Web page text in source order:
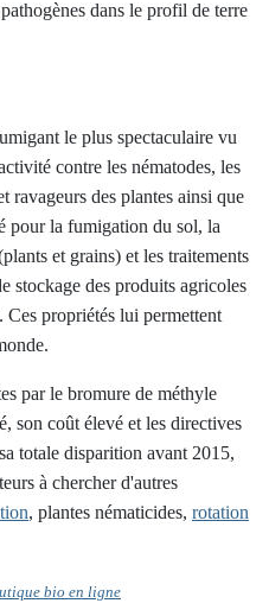
dans le profil de terre
le plus spectaculaire vu
contre les nématodes, les
ravageurs des plantes ainsi que
pour la fumigation du sol, la
et grains) et les traitements
stockage des produits agricoles
Ces propriétés lui permettent
.
par le bromure de méthyle
son coût élevé et les directives
totale disparition avant 2015,
à chercher d'autres
, plantes nématicides, rotation
bio en ligne